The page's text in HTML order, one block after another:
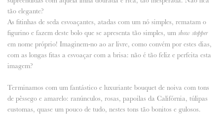
tão elegante?
As fitinhas de seda esvoaçantes, atadas com um nó simples, rematam o
figurino e fazem deste bolo que se apresenta tão simples, um show stopper
em nome próprio! Imaginem-no ao ar livre, como convém por estes dias,
com as longas fitas a esvoaçar com a brisa: não é tão feliz e perfeita esta
imagem?
Terminamos com um fantástico e luxuriante bouquet de noiva com tons
de pêssego e amarelo: ranúnculos, rosas, papoilas da Califórnia, túlipas
eustomas, quase um pouco de tudo, nestes tons tão bonitos e gulosos.